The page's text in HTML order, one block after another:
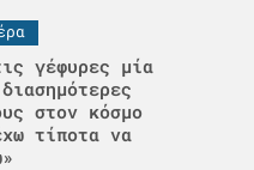
γέφυρες μία
στον κόσμο
τίποτα να